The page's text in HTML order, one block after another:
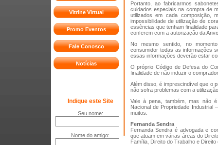
Vitrine Virtual
Promo Eventos
Fale Conosco
Notícias
Portanto, ao fabricarmos
cuidados especiais na compra de
utilizados em cada composição,
impossibilidade de utilização de
essências que tenham finalidade
conferem com a autorização da
No mesmo sentido, no
consumidor todas as informações
essas informações deverão estar
O próprio Código de Defesa do
finalidade de não induzir o
Além disso, é imprescindível que o
não sofra problemas com a
Vale à pena, também, mas não
Nacional de Propriedade
muitos.
Fernanda Sendra
Fernanda Sendra é advogada e
que atuam em várias áreas do
Família, Direito do Trabalho e Direito